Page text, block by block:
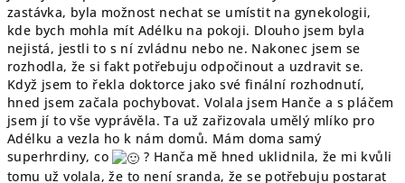
zastávka, byla možnost nechat se umístit na gynekologii,
kde bych mohla mít Adélku na pokoji. Dlouho jsem byla
nejistá, jestli to s ní zvládnu nebo ne. Nakonec jsem se
rozhodla, že si fakt potřebuju odpočinout a uzdravit se.
Když jsem to řekla doktorce jako své finální rozhodnutí,
hned jsem začala pochybovat. Volala jsem Hanče a s pláčem
jsem jí to vše vyprávěla. Ta už zařizovala umělý mlíko pro
Adélku a vezla ho k nám domů. Mám doma samý
superhrdiny, co
? Hanča mě hned uklidnila, že mi kvůli
tomu už volala, že to není sranda, že se potřebuju postarat